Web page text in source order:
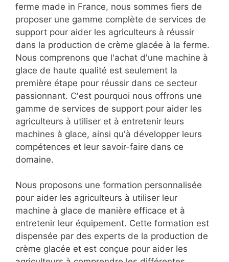
ferme made in France, nous sommes fiers de
proposer une gamme complète de services de
support pour aider les agriculteurs à réussir
dans la production de crème glacée à la ferme.
Nous comprenons que l'achat d'une machine à
glace de haute qualité est seulement la
première étape pour réussir dans ce secteur
passionnant. C'est pourquoi nous offrons une
gamme de services de support pour aider les
agriculteurs à utiliser et à entretenir leurs
machines à glace, ainsi qu'à développer leurs
compétences et leur savoir-faire dans ce
domaine.
Nous proposons une formation personnalisée
pour aider les agriculteurs à utiliser leur
machine à glace de manière efficace et à
entretenir leur équipement. Cette formation est
dispensée par des experts de la production de
crème glacée et est conçue pour aider les